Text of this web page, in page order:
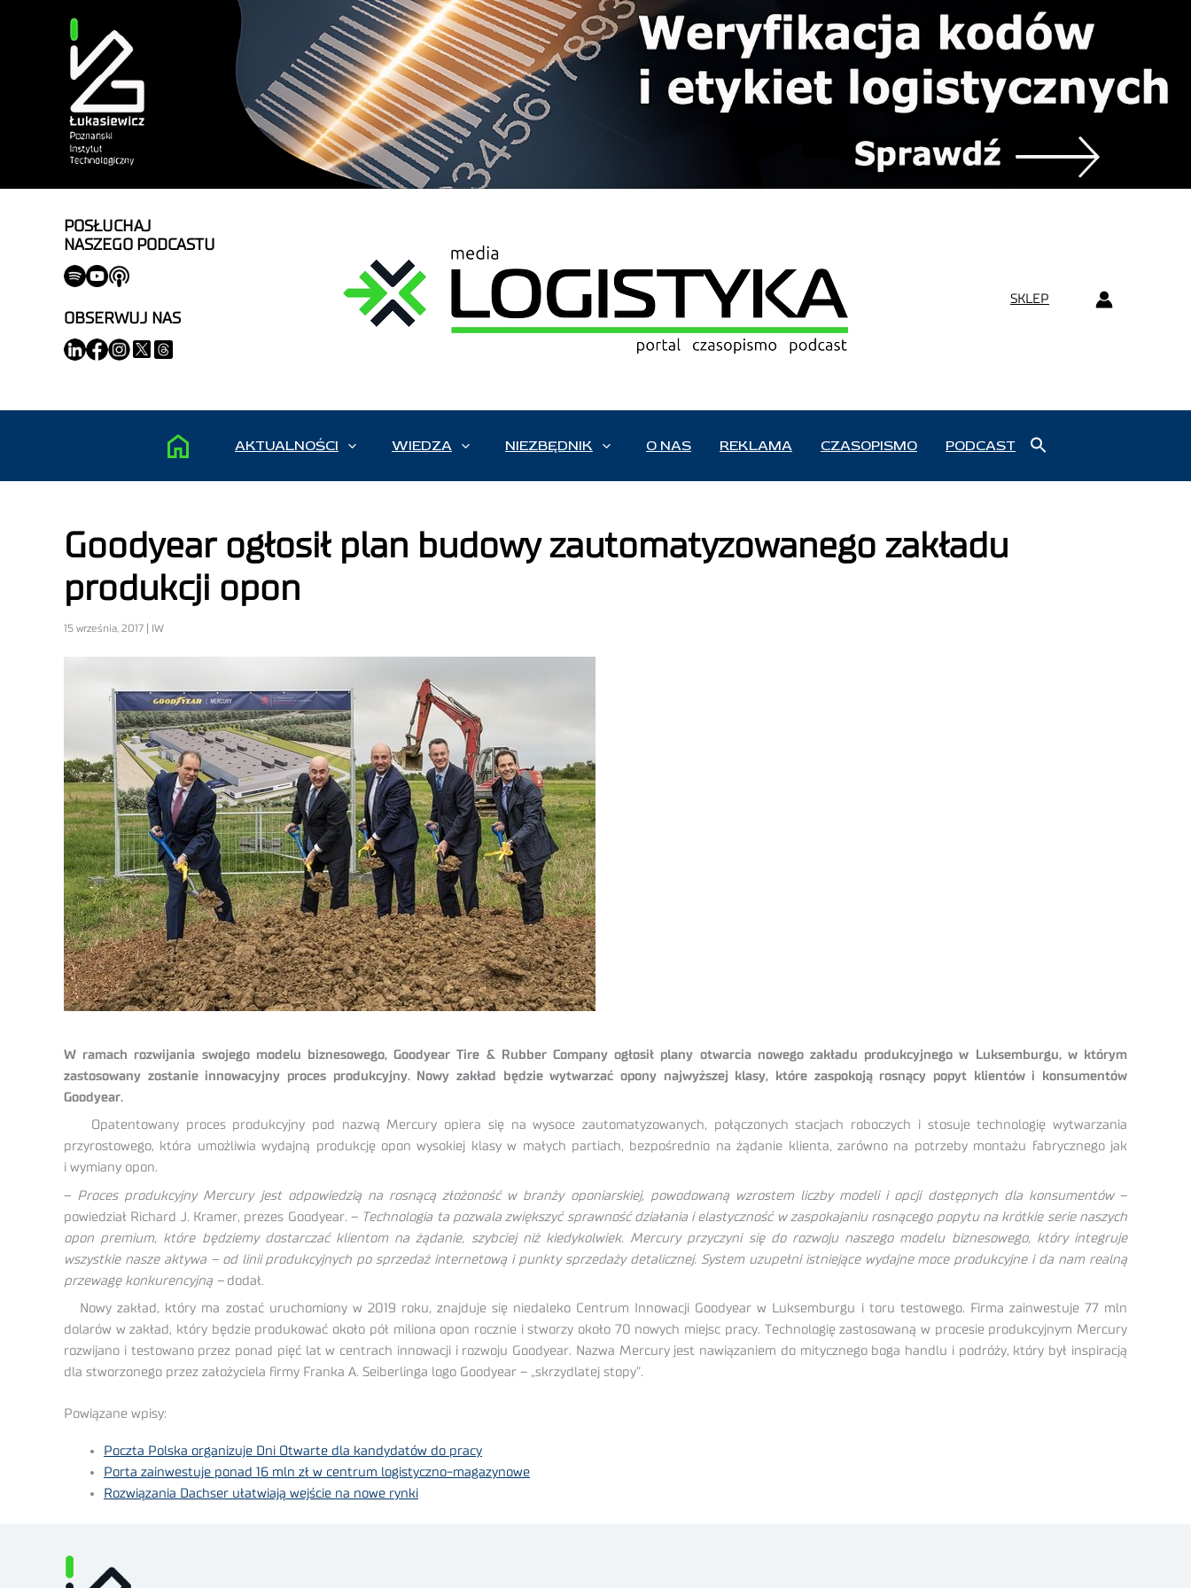
POSŁUCHAJ
NASZEGO PODCASTU
OBSERWUJ NAS
SKLEP
AKTUALNOŚCI WIEDZA NIEZBĘDNIK O NAS REKLAMA CZASOPISMO PODCAST
Goodyear ogłosił plan budowy zautomatyzowanego zakładu
produkcji opon
15 września, 2017 | IW
W ramach rozwijania swojego modelu biznesowego, Goodyear Tire & Rubber Company ogłosił plany otwarcia nowego zakładu produkcyjnego w Luksemburgu, w którym
zastosowany zostanie innowacyjny proces produkcyjny. Nowy zakład będzie wytwarzać opony najwyższej klasy, które zaspokoją rosnący popyt klientów i konsumentów
Goodyear.
Opatentowany proces produkcyjny pod nazwą Mercury opiera się na wysoce zautomatyzowanych, połączonych stacjach roboczych i stosuje technologię wytwarzania
przyrostowego, która umożliwia wydajną produkcję opon wysokiej klasy w małych partiach, bezpośrednio na żądanie klienta, zarówno na potrzeby montażu fabrycznego jak
i wymiany opon.
– Proces produkcyjny Mercury jest odpowiedzią na rosnącą złożoność w branży oponiarskiej, powodowaną wzrostem liczby modeli i opcji dostępnych dla konsumentów–
powiedział Richard J. Kramer, prezes Goodyear. – Technologia ta pozwala zwiększyć sprawność działania i elastyczność w zaspokajaniu rosnącego popytu na krótkie serie naszych
opon premium, które będziemy dostarczać klientom na żądanie, szybciej niż kiedykolwiek. Mercury przyczyni się do rozwoju naszego modelu biznesowego, który integruje
wszystkie nasze aktywa – od linii produkcyjnych po sprzedaż internetową i punkty sprzedaży detalicznej. System uzupełni istniejące wydajne moce produkcyjne i da nam realną
przewagę konkurencyjną – dodał.
Nowy zakład, który ma zostać uruchomiony w 2019 roku, znajduje się niedaleko Centrum Innowacji Goodyear w Luksemburgu i toru testowego. Firma zainwestuje 77 mln
dolarów w zakład, który będzie produkować około pół miliona opon rocznie i stworzy około 70 nowych miejsc pracy. Technologię zastosowaną w procesie produkcyjnym Mercury
rozwijano i testowano przez ponad pięć lat w centrach innowacji i rozwoju Goodyear. Nazwa Mercury jest nawiązaniem do mitycznego boga handlu i podróży, który był inspiracją
dla stworzonego przez założyciela firmy Franka A. Seiberlinga logo Goodyear – „skrzydlatej stopy”.
Powiązane wpisy:
Poczta Polska organizuje Dni Otwarte dla kandydatów do pracy
Porta zainwestuje ponad 16 mln zł w centrum logistyczno-magazynowe
Rozwiązania Dachser ułatwiają wejście na nowe rynki